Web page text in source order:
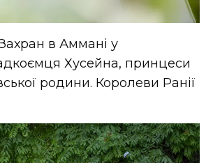
в Аммані у
Хусейна, принцеси
родини. Королеви Ранії